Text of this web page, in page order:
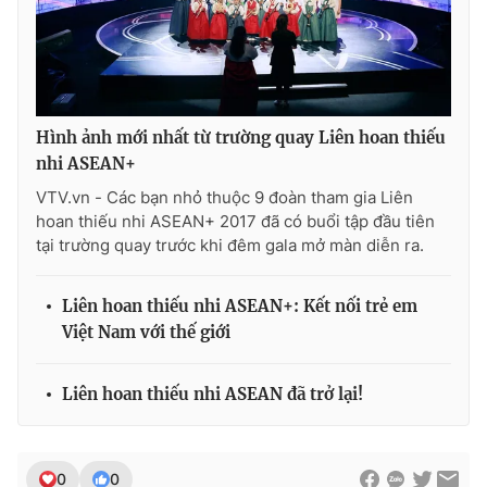
THỜI BÁO VTV
Theo dõi báo trên
Cơ quan báo chí: Thời báo VTV
Giấy phép hoạt động báo in và báo điện tử số 483/GP-BTTTT
Tổng Biên tập:
Vũ Thanh Thủy
Tổng đài VTV:
024.38 355 931 - 024.38 355 932
Hình ảnh mới nhất từ trường quay Liên hoan thiếu
nhi ASEAN+
VTV.vn - Các bạn nhỏ thuộc 9 đoàn tham gia Liên
hoan thiếu nhi ASEAN+ 2017 đã có buổi tập đầu tiên
tại trường quay trước khi đêm gala mở màn diễn ra.
Liên hoan thiếu nhi ASEAN+: Kết nối trẻ em
Việt Nam với thế giới
Liên hoan thiếu nhi ASEAN đã trở lại!
0 0